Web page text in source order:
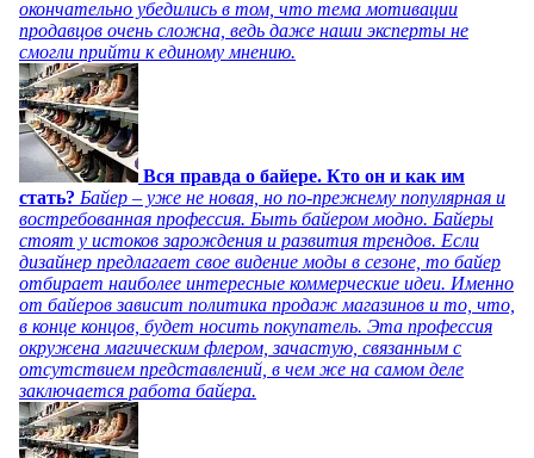
окончательно убедились в том, что тема мотивации
продавцов очень сложна, ведь даже наши эксперты не
смогли прийти к единому мнению.
Вся правда о байере. Кто он и как им
стать? Байер – уже не новая, но по-прежнему популярная и
востребованная профессия. Быть байером модно. Байеры
стоят у истоков зарождения и развития трендов. Если
дизайнер предлагает свое видение моды в сезоне, то байер
отбирает наиболее интересные коммерческие идеи. Именно
от байеров зависит политика продаж магазинов и то, что,
в конце концов, будет носить покупатель. Эта профессия
окружена магическим флером, зачастую, связанным с
отсутствием представлений, в чем же на самом деле
заключается работа байера.